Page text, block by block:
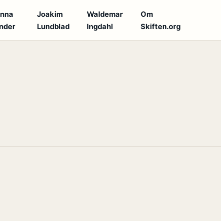
Joakim
Lundblad
Waldemar
Ingdahl
Om
Skiften.org